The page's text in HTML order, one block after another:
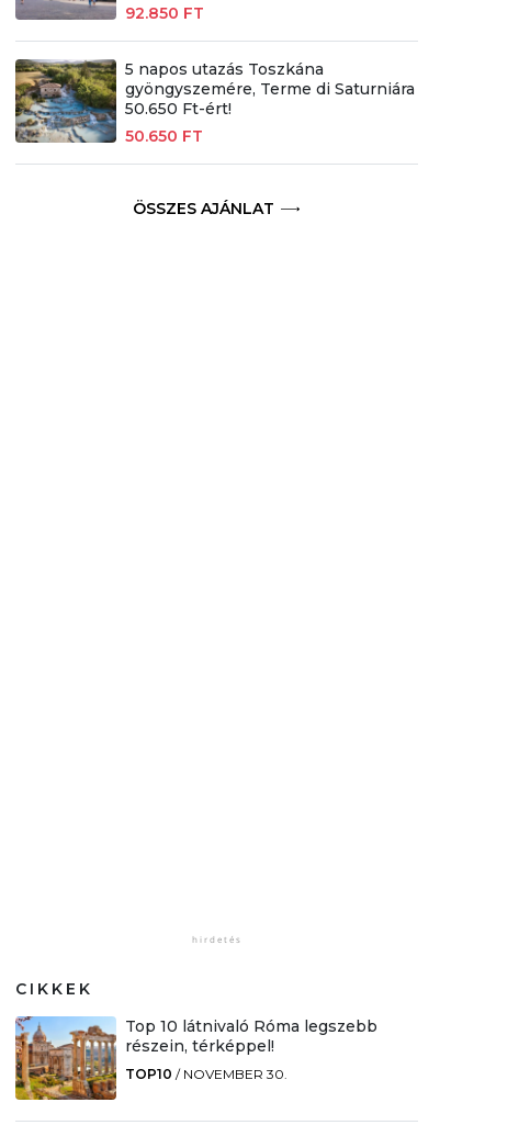
92.850 FT
5 napos utazás Toszkána
gyöngyszemére, Terme di Saturniára
50.650 Ft-ért!
50.650 FT
ÖSSZES AJÁNLAT
CIKKEK
Top 10 látnivaló Róma legszebb
részein, térképpel!
TOP10 / NOVEMBER 30.